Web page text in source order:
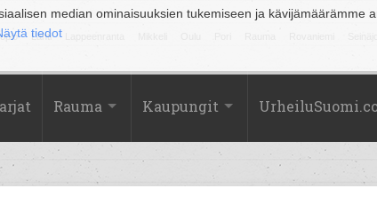
median ominaisuuksien tukemiseen ja kävijämäärämme
tiedot
Lahti
Rauma Kaupungit